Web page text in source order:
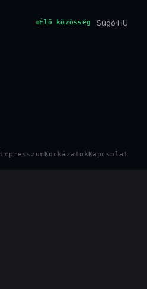
Élő közösség Súgó·HU
ImpresszumKockázatokKapcsolat